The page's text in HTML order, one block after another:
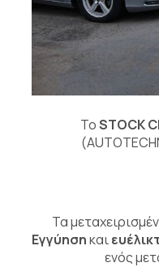
ΤοSTOCK
Τα
Εγγύησηκαι
ενός